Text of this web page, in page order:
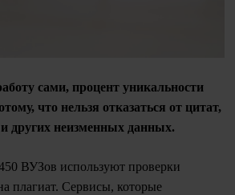
сами, процент уникальности
что нельзя отказаться от цитат,
других неизменных данных.
ВУЗов используют проверки
плагиат. Сервисы, которые